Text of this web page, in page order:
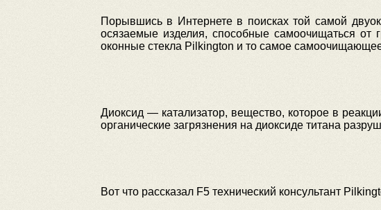
Порывшись в Интернете в поисках той самой
осязаемые изделия, способные самоочищаться от
оконные стекла Pilkington и то самое
Диоксид — катализатор, вещество, которое в
органические загрязнения на диоксиде титана
Вот что рассказал F5 технический консультант